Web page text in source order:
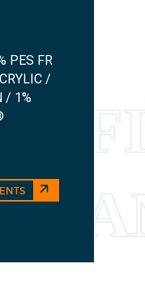
PES FR
/
/ 1%